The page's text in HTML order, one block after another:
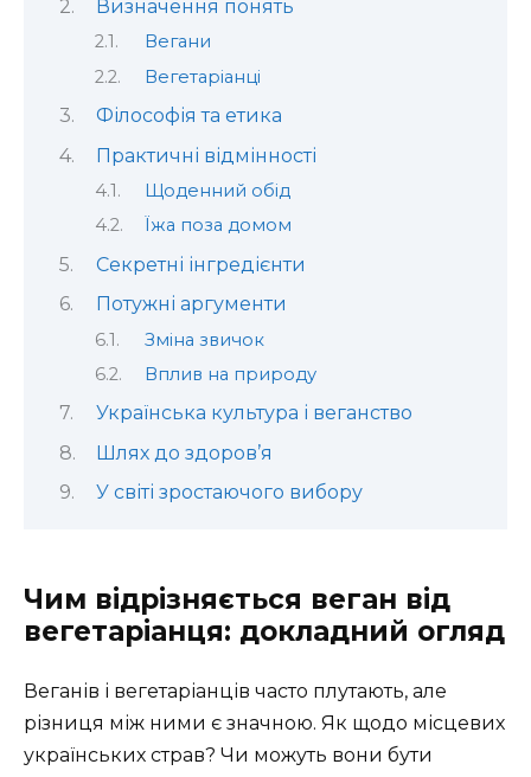
Визначення понять
Вегани
Вегетаріанці
Філософія та етика
Практичні відмінності
Щоденний обід
Їжа поза домом
Секретні інгредієнти
Потужні аргументи
Зміна звичок
Вплив на природу
Українська культура і веганство
Шлях до здоров’я
У світі зростаючого вибору
Чим відрізняється веган від
вегетаріанця: докладний огляд
Веганів і вегетаріанців часто плутають, але
різниця між ними є значною. Як щодо місцевих
українських страв? Чи можуть вони бути